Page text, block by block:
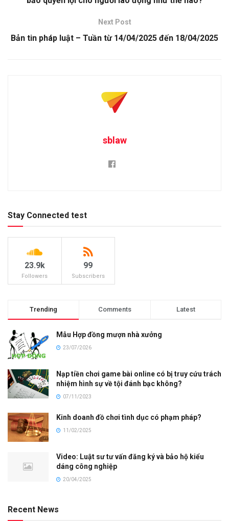
Next Post
Bản tin pháp luật – Tuần từ 14/04/2025 đến 18/04/2025
sblaw
Stay Connected test
23.9k
Followers
99
Subscribers
Trending Comments Latest
Mẫu Hợp đồng mượn nhà xưởng
23/07/2026
Nạp tiền chơi game bài online có bị truy cứu trách
nhiệm hình sự về tội đánh bạc không?
07/11/2023
Kinh doanh đồ chơi tình dục có phạm pháp?
11/02/2025
Video: Luật sư tư vấn đăng ký và bảo hộ kiểu
dáng công nghiệp
20/04/2025
Recent News